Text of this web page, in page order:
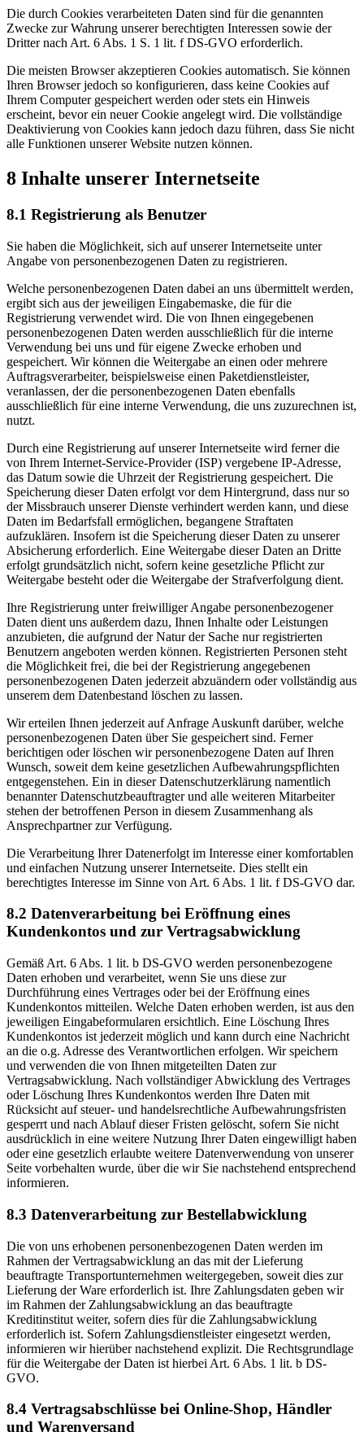
Die durch Cookies verarbeiteten Daten sind für die genannten
Zwecke zur Wahrung unserer berechtigten Interessen sowie der
Dritter nach Art. 6 Abs. 1 S. 1 lit. f DS-GVO erforderlich.
Die meisten Browser akzeptieren Cookies automatisch. Sie können
Ihren Browser jedoch so konfigurieren, dass keine Cookies auf
Ihrem Computer gespeichert werden oder stets ein Hinweis
erscheint, bevor ein neuer Cookie angelegt wird. Die vollständige
Deaktivierung von Cookies kann jedoch dazu führen, dass Sie nicht
alle Funktionen unserer Website nutzen können.
8 Inhalte unserer Internetseite
8.1 Registrierung als Benutzer
Sie haben die Möglichkeit, sich auf unserer Internetseite unter
Angabe von personenbezogenen Daten zu registrieren.
Welche personenbezogenen Daten dabei an uns übermittelt werden,
ergibt sich aus der jeweiligen Eingabemaske, die für die
Registrierung verwendet wird. Die von Ihnen eingegebenen
personenbezogenen Daten werden ausschließlich für die interne
Verwendung bei uns und für eigene Zwecke erhoben und
gespeichert. Wir können die Weitergabe an einen oder mehrere
Auftragsverarbeiter, beispielsweise einen Paketdienstleister,
veranlassen, der die personenbezogenen Daten ebenfalls
ausschließlich für eine interne Verwendung, die uns zuzurechnen ist,
nutzt.
Durch eine Registrierung auf unserer Internetseite wird ferner die
von Ihrem Internet-Service-Provider (ISP) vergebene IP-Adresse,
das Datum sowie die Uhrzeit der Registrierung gespeichert. Die
Speicherung dieser Daten erfolgt vor dem Hintergrund, dass nur so
der Missbrauch unserer Dienste verhindert werden kann, und diese
Daten im Bedarfsfall ermöglichen, begangene Straftaten
aufzuklären. Insofern ist die Speicherung dieser Daten zu unserer
Absicherung erforderlich. Eine Weitergabe dieser Daten an Dritte
erfolgt grundsätzlich nicht, sofern keine gesetzliche Pflicht zur
Weitergabe besteht oder die Weitergabe der Strafverfolgung dient.
Ihre Registrierung unter freiwilliger Angabe personenbezogener
Daten dient uns außerdem dazu, Ihnen Inhalte oder Leistungen
anzubieten, die aufgrund der Natur der Sache nur registrierten
Benutzern angeboten werden können. Registrierten Personen steht
die Möglichkeit frei, die bei der Registrierung angegebenen
personenbezogenen Daten jederzeit abzuändern oder vollständig aus
unserem dem Datenbestand löschen zu lassen.
Wir erteilen Ihnen jederzeit auf Anfrage Auskunft darüber, welche
personenbezogenen Daten über Sie gespeichert sind. Ferner
berichtigen oder löschen wir personenbezogene Daten auf Ihren
Wunsch, soweit dem keine gesetzlichen Aufbewahrungspflichten
entgegenstehen. Ein in dieser Datenschutzerklärung namentlich
benannter Datenschutzbeauftragter und alle weiteren Mitarbeiter
stehen der betroffenen Person in diesem Zusammenhang als
Ansprechpartner zur Verfügung.
Die Verarbeitung Ihrer Datenerfolgt im Interesse einer komfortablen
und einfachen Nutzung unserer Internetseite. Dies stellt ein
berechtigtes Interesse im Sinne von Art. 6 Abs. 1 lit. f DS-GVO dar.
8.2 Datenverarbeitung bei Eröffnung eines
Kundenkontos und zur Vertragsabwicklung
Gemäß Art. 6 Abs. 1 lit. b DS-GVO werden personenbezogene
Daten erhoben und verarbeitet, wenn Sie uns diese zur
Durchführung eines Vertrages oder bei der Eröffnung eines
Kundenkontos mitteilen. Welche Daten erhoben werden, ist aus den
jeweiligen Eingabeformularen ersichtlich. Eine Löschung Ihres
Kundenkontos ist jederzeit möglich und kann durch eine Nachricht
an die o.g. Adresse des Verantwortlichen erfolgen. Wir speichern
und verwenden die von Ihnen mitgeteilten Daten zur
Vertragsabwicklung. Nach vollständiger Abwicklung des Vertrages
oder Löschung Ihres Kundenkontos werden Ihre Daten mit
Rücksicht auf steuer- und handelsrechtliche Aufbewahrungsfristen
gesperrt und nach Ablauf dieser Fristen gelöscht, sofern Sie nicht
ausdrücklich in eine weitere Nutzung Ihrer Daten eingewilligt haben
oder eine gesetzlich erlaubte weitere Datenverwendung von unserer
Seite vorbehalten wurde, über die wir Sie nachstehend entsprechend
informieren.
8.3 Datenverarbeitung zur Bestellabwicklung
Die von uns erhobenen personenbezogenen Daten werden im
Rahmen der Vertragsabwicklung an das mit der Lieferung
beauftragte Transportunternehmen weitergegeben, soweit dies zur
Lieferung der Ware erforderlich ist. Ihre Zahlungsdaten geben wir
im Rahmen der Zahlungsabwicklung an das beauftragte
Kreditinstitut weiter, sofern dies für die Zahlungsabwicklung
erforderlich ist. Sofern Zahlungsdienstleister eingesetzt werden,
informieren wir hierüber nachstehend explizit. Die Rechtsgrundlage
für die Weitergabe der Daten ist hierbei Art. 6 Abs. 1 lit. b DS-
GVO.
8.4 Vertragsabschlüsse bei Online-Shop, Händler
und Warenversand